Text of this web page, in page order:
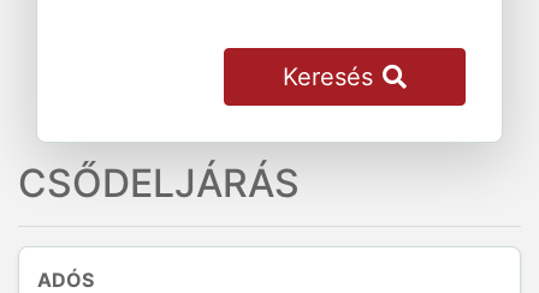
Keresés
CSŐDELJÁRÁS
ADÓS